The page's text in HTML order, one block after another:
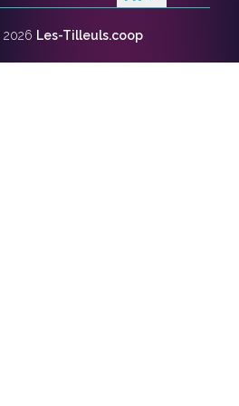
2026 Les-Tilleuls.coop